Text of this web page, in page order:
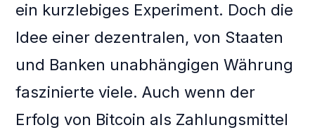
ein kurzlebiges Experiment. Doch die
Idee einer dezentralen, von Staaten
und Banken unabhängigen Währung
faszinierte viele. Auch wenn der
Erfolg von Bitcoin als Zahlungsmittel